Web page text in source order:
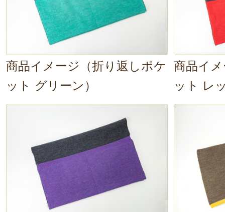
商品イメージ（折り返しポケ
ット グリーン）
商品イ
ット レ